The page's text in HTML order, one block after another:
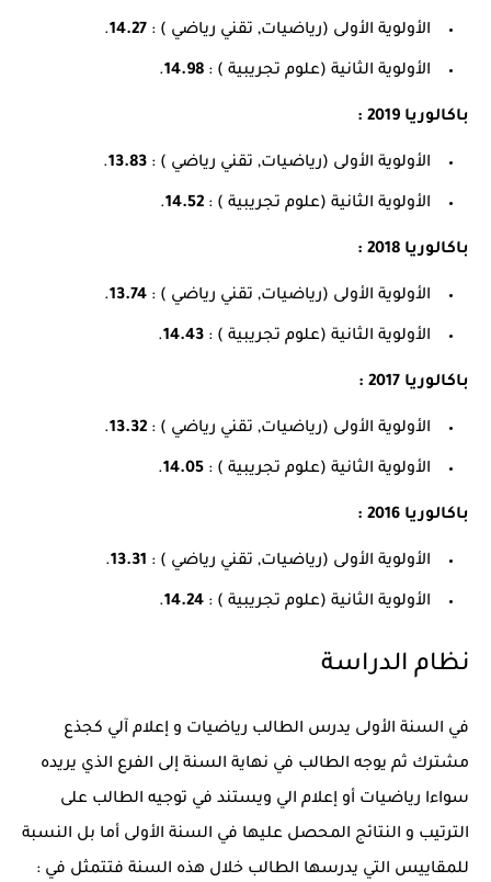
الأولوية الأولى (رياضيات, تقني رياضي ) : 14.27
.
الأولوية الثانية (علوم تجريبية ) : 14.98
.
باكالوريا 2019 :
الأولوية الأولى (رياضيات, تقني رياضي ) : 13.83
.
الأولوية الثانية (علوم تجريبية ) : 14.52
.
باكالوريا 2018 :
الأولوية الأولى (رياضيات, تقني رياضي ) : 13.74
.
الأولوية الثانية (علوم تجريبية ) : 14.43
.
باكالوريا 2017 :
الأولوية الأولى (رياضيات, تقني رياضي ) : 13.32
.
الأولوية الثانية (علوم تجريبية ) : 14.05
.
باكالوريا 2016 :
الأولوية الأولى (رياضيات, تقني رياضي ) : 13.31
.
الأولوية الثانية (علوم تجريبية ) : 14.24
.
نظام الدراسة
في السنة الأولى يدرس الطالب رياضيات و إعلام آلي كجذع
مشترك ثم يوجه الطالب في نهاية السنة إلى الفرع الذي يريده
سواءا رياضيات أو إعلام الي ويستند في توجيه الطالب على
الترتيب و النتائج المحصل عليها في السنة الأولى أما بل النسبة
للمقاييس التي يدرسها الطالب خلال هذه السنة فتتمثل في :